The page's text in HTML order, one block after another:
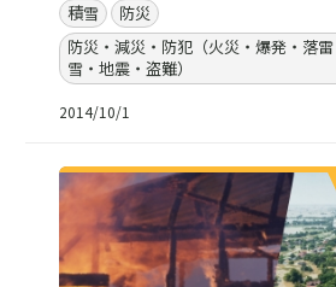
積雪
防災
防災・減災・防犯（火災・爆発・落
雪・地震・盗難）
2014/10/1